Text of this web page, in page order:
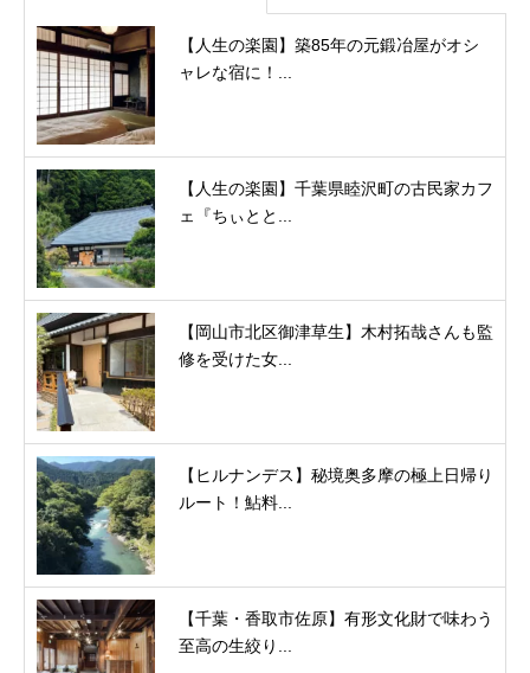
【人生の楽園】築85年の元鍛冶屋がオシ
ャレな宿に！...
【人生の楽園】千葉県睦沢町の古民家カフ
ェ『ちぃとと...
【岡山市北区御津草生】木村拓哉さんも監
修を受けた女...
【ヒルナンデス】秘境奥多摩の極上日帰り
ルート！鮎料...
【千葉・香取市佐原】有形文化財で味わう
至高の生絞り...